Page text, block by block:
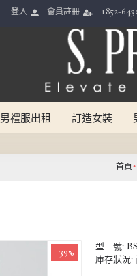
登入 會員註冊 +852-
男禮服出租 訂造女裝
首頁
-39% 型 號:
庫存狀況: